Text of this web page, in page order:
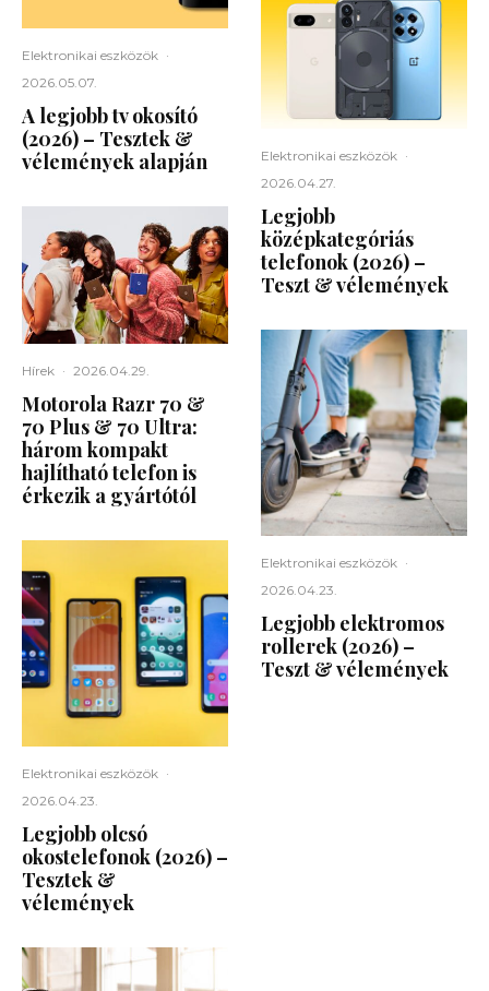
Elektronikai eszközök ·
2026.05.07.
A legjobb tv okosító
(2026) – Tesztek &
vélemények alapján
Hírek · 2026.04.29.
Motorola Razr 70 &
70 Plus & 70 Ultra:
három kompakt
hajlítható telefon is
érkezik a gyártótól
Elektronikai eszközök ·
2026.04.23.
Legjobb olcsó
okostelefonok (2026) –
Tesztek &
vélemények
Elektronikai eszközök ·
2026.04.27.
Legjobb
középkategóriás
telefonok (2026) –
Teszt & vélemények
Elektronikai eszközök ·
2026.04.23.
Legjobb elektromos
rollerek (2026) –
Teszt & vélemények